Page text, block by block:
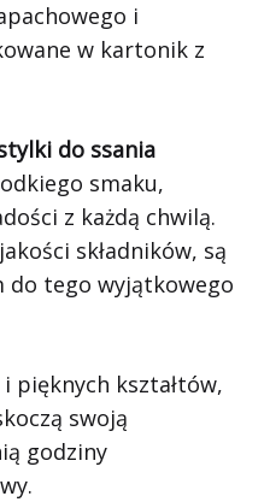
i
w kartonik z
do ssania
smaku,
z każdą chwilą.
składników, są
tego wyjątkowego
pięknych kształtów,
swoją
godziny